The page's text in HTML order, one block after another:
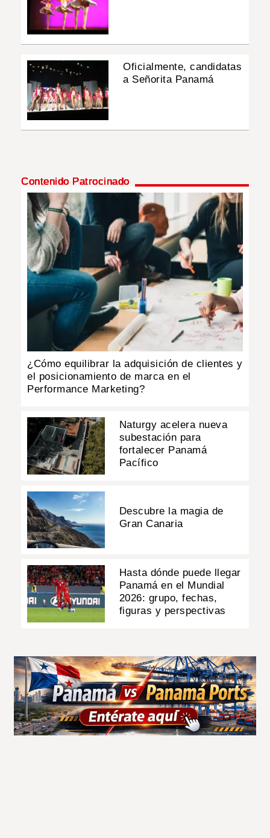
Oficialmente, candidatas
a Señorita Panamá
Contenido Patrocinado
¿Cómo equilibrar la adquisición de clientes y
el posicionamiento de marca en el
Performance Marketing?
Naturgy acelera nueva
subestación para
fortalecer Panamá
Pacífico
Descubre la magia de
Gran Canaria
Hasta dónde puede llegar
Panamá en el Mundial
2026: grupo, fechas,
figuras y perspectivas